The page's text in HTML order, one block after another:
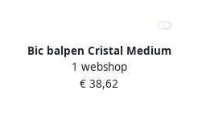
Bic balpen Cristal Medium
zilveren lichaam zwarte
inkt doos van 20 stuks
1 webshop
€ 38,62